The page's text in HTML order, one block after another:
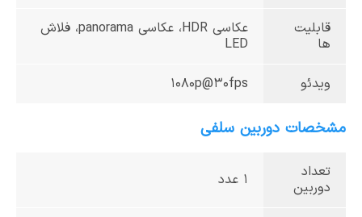
قابلیت
ها
عکاسی HDR، عکاسی panorama، فلاش
LED
ویدئو 1080p@30fps
مشخصات دوربین سلفی
تعداد
دوربین
1 عدد